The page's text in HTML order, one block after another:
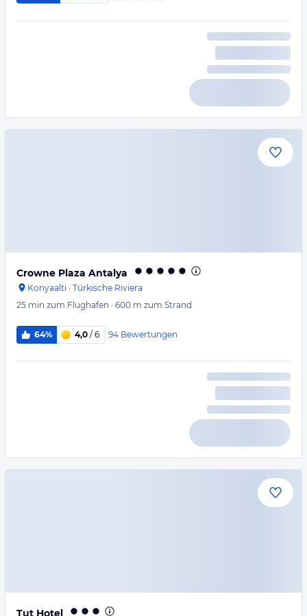
Crowne Plaza Antalya
Konyaalti · Türkische Riviera
25 min zum Flughafen · 600 m zum Strand
64% 4,0 / 6 94 Bewertungen
Tut Hotel